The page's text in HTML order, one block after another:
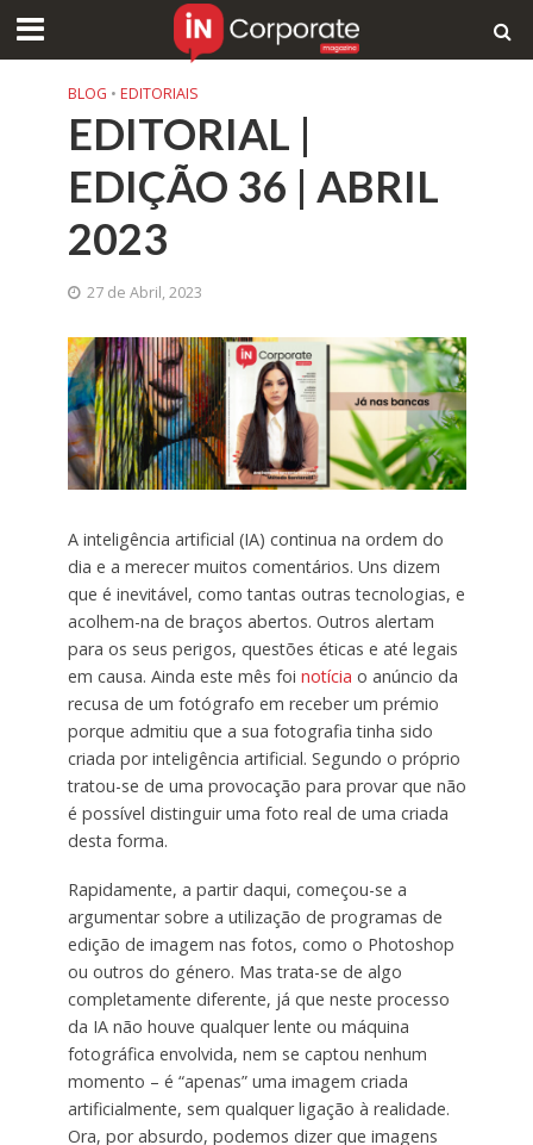
BLOG • EDITORIAIS
EDITORIAL |
EDIÇÃO 36 | ABRIL
2023
27 de Abril, 2023
A inteligência artificial (IA) continua na ordem do
dia e a merecer muitos comentários. Uns dizem
que é inevitável, como tantas outras tecnologias, e
acolhem-na de braços abertos. Outros alertam
para os seus perigos, questões éticas e até legais
em causa. Ainda este mês foi notícia o anúncio da
recusa de um fotógrafo em receber um prémio
porque admitiu que a sua fotografia tinha sido
criada por inteligência artificial. Segundo o próprio
tratou-se de uma provocação para provar que não
é possível distinguir uma foto real de uma criada
desta forma.
Rapidamente, a partir daqui, começou-se a
argumentar sobre a utilização de programas de
edição de imagem nas fotos, como o Photoshop
ou outros do género. Mas trata-se de algo
completamente diferente, já que neste processo
da IA não houve qualquer lente ou máquina
fotográfica envolvida, nem se captou nenhum
momento – é “apenas” uma imagem criada
artificialmente, sem qualquer ligação à realidade.
Ora, por absurdo, podemos dizer que imagens